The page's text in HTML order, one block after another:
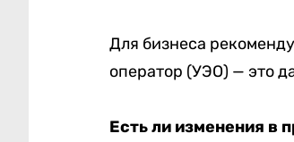
Для бизнеса
оператор (УЭО) — это
Есть ли изменения в